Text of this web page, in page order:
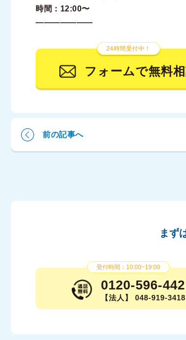
時間：12:00〜
———————
24時間受付中！
フォームで無料
前の記事へ
まず
受付時間：10:00~19:00
0120-596-442
【法人】 048-919-3418